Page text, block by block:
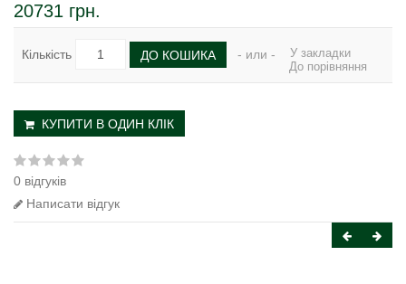
20731 грн.
Кількість ДО КОШИКА - или -
У закладки
До порівняння
КУПИТИ В ОДИН КЛІК
0 відгуків
Написати відгук